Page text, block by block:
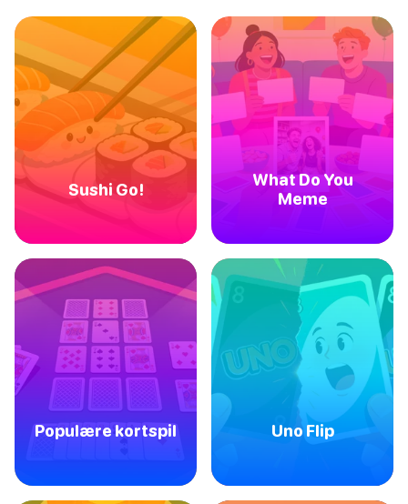
Sushi Go!
What Do You
Meme
Populære kortspil Uno Flip